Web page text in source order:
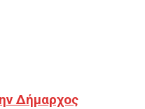
Δήμαρχος